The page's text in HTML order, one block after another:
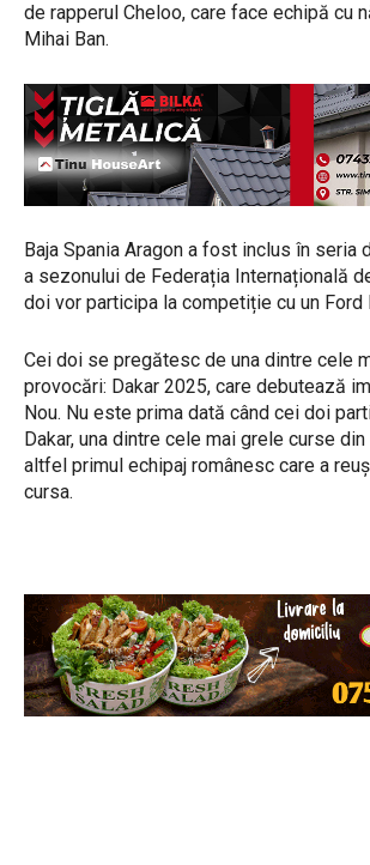
de rapperul Cheloo, care face echipă cu
Mihai Ban.
Baja Spania Aragon a fost inclus în seria
a sezonului de Federația Internațională
doi vor participa la competiție cu un Ford
Cei doi se pregătesc de una dintre cele
provocări: Dakar 2025, care debutează
Nou. Nu este prima dată când cei doi
Dakar, una dintre cele mai grele curse
altfel primul echipaj românesc care a
cursa.